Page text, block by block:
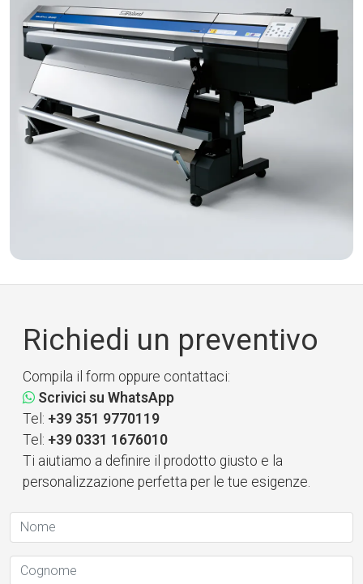
Richiedi un preventivo
Compila il form oppure contattaci:
Scrivici su WhatsApp
Tel: +39 351 9770119
Tel: +39 0331 1676010
Ti aiutiamo a definire il prodotto giusto e la
personalizzazione perfetta per le tue esigenze.